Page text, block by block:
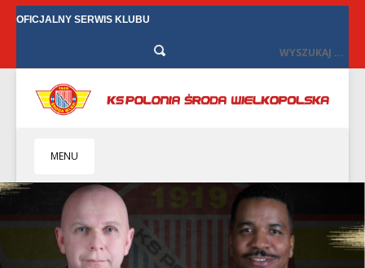
OFICJALNY SERWIS KLUBU
MENU
HOME
KLUB
BIZNES